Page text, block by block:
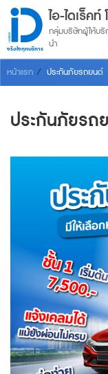
จริงใจทุกบริการ
ไอ-ไดเร็คท์
กลุ่มบริษัทผู้ให้บริ
นำ
หน้าแรก ประกันภัยรถยนต์
ประกันภัยรถ